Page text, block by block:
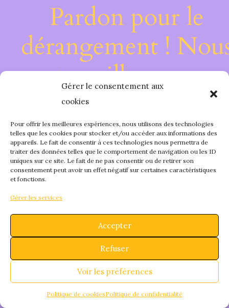
Gérer le consentement aux
cookies
Pour offrir les meilleures expériences, nous utilisons des technologies
telles que les cookies pour stocker et/ou accéder aux informations des
appareils. Le fait de consentir à ces technologies nous permettra de
traiter des données telles que le comportement de navigation ou les ID
uniques sur ce site. Le fait de ne pas consentir ou de retirer son
consentement peut avoir un effet négatif sur certaines caractéristiques
et fonctions.
Gérer les services
Accepter
Refuser
Voir les préférences
Politique de cookiesPolitique de confidentialité
Pardon pour le
dérangement !
travaillons sur
quelque chose de
fantastique –
bientôt !